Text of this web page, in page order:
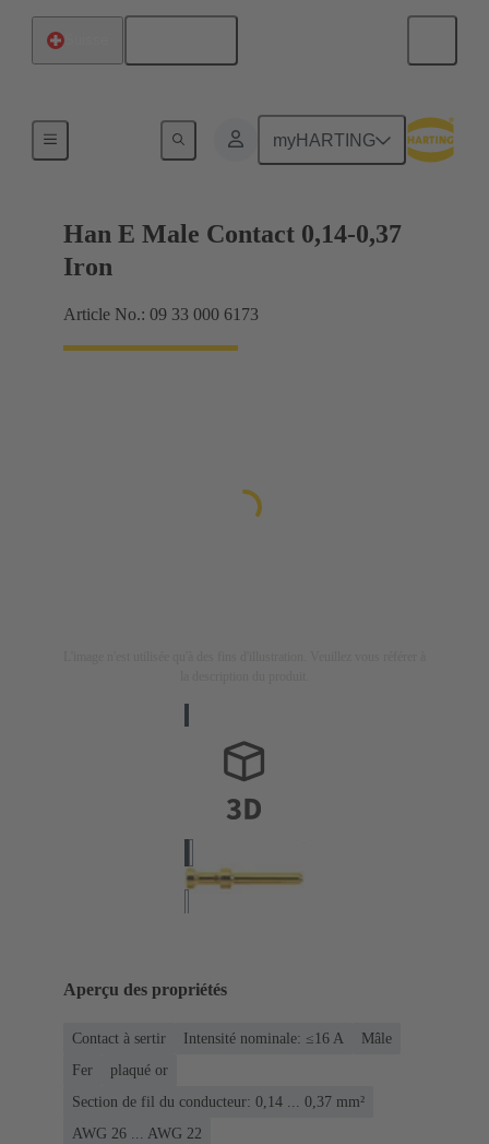
myHARTING
Han E Male Contact 0,14-0,37
Iron
Article No.: 09 33 000 6173
Aperçu des propriétés
Contact à sertir Intensité nominale: ≤16 A
Mâle
Fer
plaqué or
Section de fil du conducteur: 0,14 ... 0,37 mm²
AWG 26 ... AWG 22